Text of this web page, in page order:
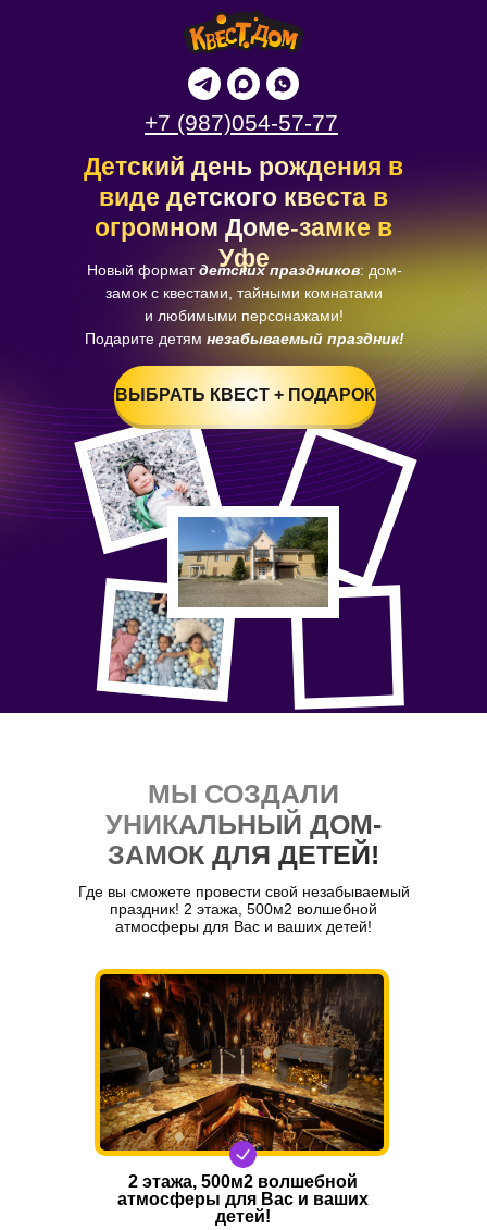
Детский день рождения в
виде детского квеста в
огромном Доме-замке в
Уфе
Новый формат детских праздников: дом-
замок с квестами, тайными комнатами
и любимыми персонажами!
Подарите детям незабываемый праздник!
ВЫБРАТЬ КВЕСТ
ВЫБРАТЬ КВЕСТ + ПОДАРОК
+7 (987)054-57-77
МЫ СОЗДАЛИ
УНИКАЛЬНЫЙ ДОМ-
ЗАМОК ДЛЯ ДЕТЕЙ!
Где вы сможете провести свой незабываемый
праздник! 2 этажа, 500м2 волшебной
атмосферы для Вас и ваших детей!
2 этажа, 500м2 волшебной
атмосферы для Вас и ваших
детей!